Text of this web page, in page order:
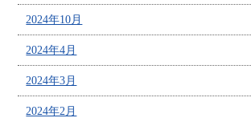
2024年10月
2024年4月
2024年3月
2024年2月